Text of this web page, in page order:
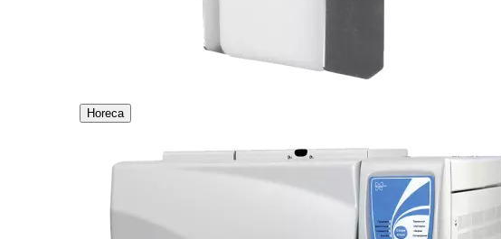
Horeca